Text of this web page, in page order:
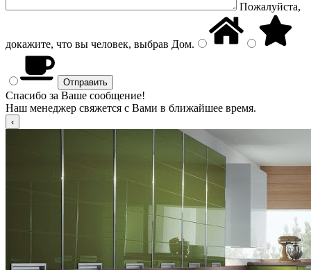
Пожалуйста,
докажите, что вы человек, выбрав Дом.
Спасибо за Ваше сообщение!
Наш менеджер свяжется с Вами в ближайшее время.